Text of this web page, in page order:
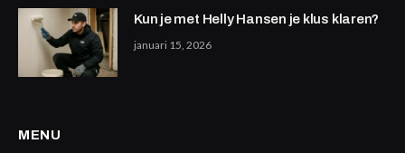
Kun je met Helly Hansen je klus klaren?
januari 15, 2026
MENU